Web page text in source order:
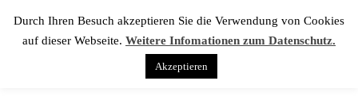
Durch Ihren Besuch akzeptieren Sie die Verwendung von Cookies
auf dieser Webseite. Weitere Infomationen zum Datenschutz.
Akzeptieren